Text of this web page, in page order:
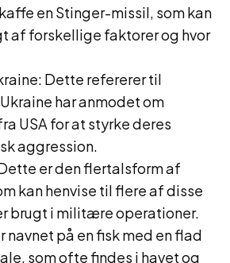
en Stinger-missil, som kan
af forskellige faktorer og hvor
Dette refererer til
har anmodet om
USA for at styrke deres
aggression.
er den flertalsform af
kan henvise til flere af disse
brugt i militære operationer.
navnet på en fisk med en flad
som ofte findes i havet og